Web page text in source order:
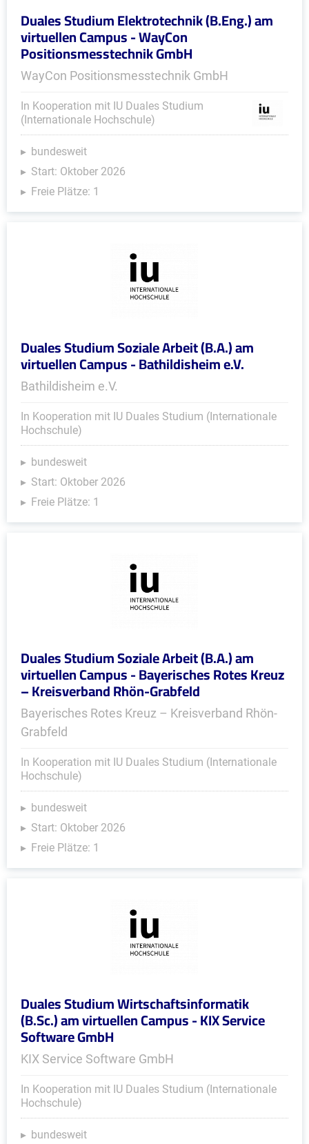
Duales Studium Elektrotechnik (B.Eng.) am
virtuellen Campus - WayCon
Positionsmesstechnik GmbH
WayCon Positionsmesstechnik GmbH
In Kooperation mit IU Duales Studium
(Internationale Hochschule)
bundesweit
Start: Oktober 2026
Freie Plätze: 1
Duales Studium Soziale Arbeit (B.A.) am
virtuellen Campus - Bathildisheim e.V.
Bathildisheim e.V.
In Kooperation mit IU Duales Studium (Internationale
Hochschule)
bundesweit
Start: Oktober 2026
Freie Plätze: 1
Duales Studium Soziale Arbeit (B.A.) am
virtuellen Campus - Bayerisches Rotes Kreuz
– Kreisverband Rhön-Grabfeld
Bayerisches Rotes Kreuz – Kreisverband Rhön-
Grabfeld
In Kooperation mit IU Duales Studium (Internationale
Hochschule)
bundesweit
Start: Oktober 2026
Freie Plätze: 1
Duales Studium Wirtschaftsinformatik
(B.Sc.) am virtuellen Campus - KIX Service
Software GmbH
KIX Service Software GmbH
In Kooperation mit IU Duales Studium (Internationale
Hochschule)
bundesweit